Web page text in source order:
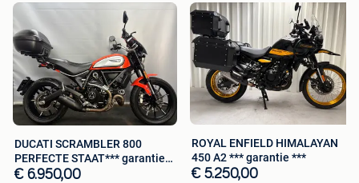
DUCATI SCRAMBLER 800
PERFECTE STAAT*** garantie
***
€ 6.950,00
ROYAL ENFIELD HIMALAYAN
450 A2 *** garantie ***
€ 5.250,00